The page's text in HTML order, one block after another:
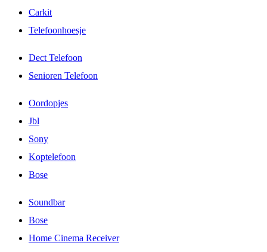
Carkit
Telefoonhoesje
Dect Telefoon
Senioren Telefoon
Oordopjes
Jbl
Sony
Koptelefoon
Bose
Soundbar
Bose
Home Cinema Receiver